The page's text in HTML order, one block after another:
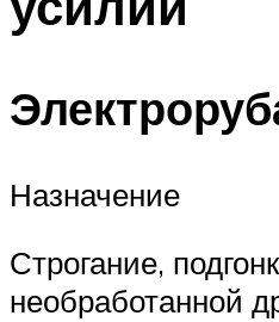
Назначение
Строгание,
необработанной